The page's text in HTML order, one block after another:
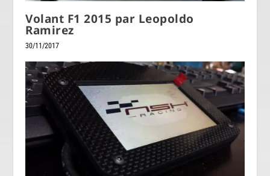
Volant F1 2015 par Leopoldo
Ramirez
30/11/2017